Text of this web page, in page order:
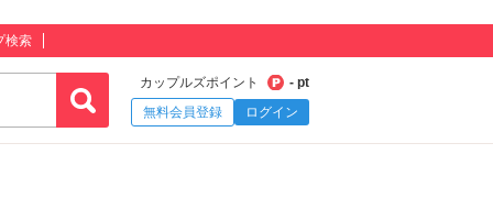
検索
カップルズポイント
- pt
無料会員登録
ログイン